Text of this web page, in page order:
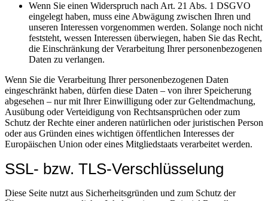
Wenn Sie einen Widerspruch nach Art. 21 Abs. 1 DSGVO
eingelegt haben, muss eine Abwägung zwischen Ihren und
unseren Interessen vorgenommen werden. Solange noch nicht
feststeht, wessen Interessen überwiegen, haben Sie das Recht,
die Einschränkung der Verarbeitung Ihrer personenbezogenen
Daten zu verlangen.
Wenn Sie die Verarbeitung Ihrer personenbezogenen Daten
eingeschränkt haben, dürfen diese Daten – von ihrer Speicherung
abgesehen – nur mit Ihrer Einwilligung oder zur Geltendmachung,
Ausübung oder Verteidigung von Rechtsansprüchen oder zum
Schutz der Rechte einer anderen natürlichen oder juristischen Person
oder aus Gründen eines wichtigen öffentlichen Interesses der
Europäischen Union oder eines Mitgliedstaats verarbeitet werden.
SSL- bzw. TLS-Verschlüsselung
Diese Seite nutzt aus Sicherheitsgründen und zum Schutz der